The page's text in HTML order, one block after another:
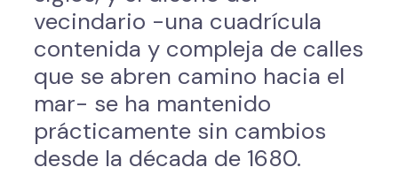
vecindario -una cuadrícula
contenida y compleja de calles
que se abren camino hacia el
mar- se ha mantenido
prácticamente sin cambios
desde la década de 1680.